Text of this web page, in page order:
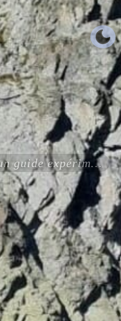
escalade + stage avec un guide expérimenté certifié ENSA UIAGM